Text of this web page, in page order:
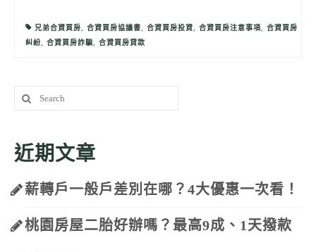
兄弟合資買房, 合資買房協議書, 合資買房投資, 合資買房注意事項, 合資買房
糾紛, 合資買房詐騙, 合資買房貸款
Search
for:
近期文章
薪轉戶一般戶差別在哪？4大優惠一次看！
桃園房屋二胎好辦嗎？最高9成、1天撥款